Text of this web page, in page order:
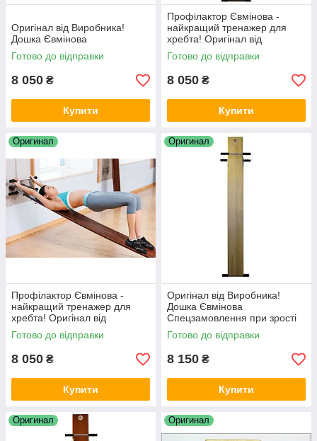
Оригінал від Виробника!
Дошка Євмінова
Готово до відправки
8 050 ₴
Купити
Профілактор Євмінова -
найкращий тренажер для
хребта! Оригінал від
виробника
Готово до відправки
8 050 ₴
Купити
Оригинал
Профілактор Євмінова -
найкращий тренажер для
хребта! Оригінал від
виробника
Готово до відправки
8 050 ₴
Купити
Оригинал
Оригінал від Виробника!
Дошка Євмінова
Спецзамовлення при зрості
більше 194 см
Готово до відправки
8 150 ₴
Купити
Оригинал Оригинал